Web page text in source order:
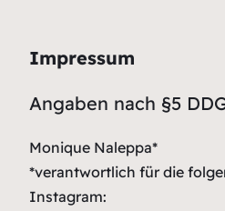
Impressum
Angaben nach §5
Monique Naleppa*
*verantwortlich für die
Instagram: